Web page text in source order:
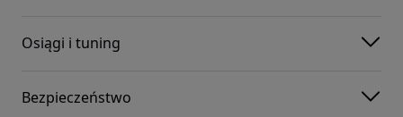
Osiągi i tuning
Bezpieczeństwo